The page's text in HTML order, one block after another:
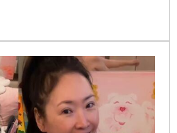
道的瀏覽次數「變成幾